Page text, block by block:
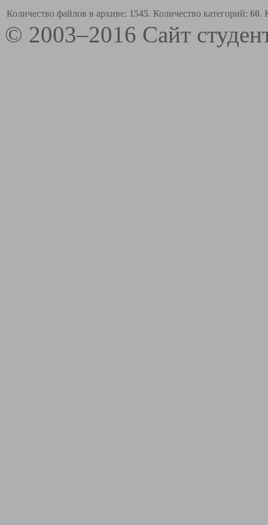
Количество файлов в архиве: 1545. Количество категорий: 60.
© 2003–2016 Сайт